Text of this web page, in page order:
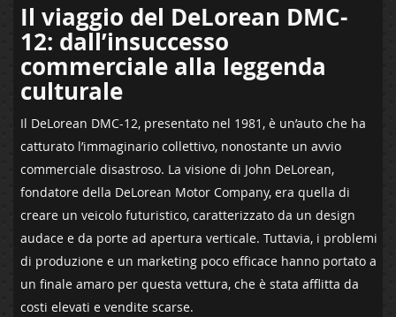
Il ⁢viaggio del ⁣DeLorean DMC-
12: dall’insuccesso
⁢commerciale alla leggenda
culturale
Il DeLorean DMC-12, presentato nel⁤ 1981, è un’auto che ha⁣
catturato l’immaginario collettivo, nonostante ‌un ​avvio
commerciale disastroso. La visione⁤ di John DeLorean,‌
fondatore della DeLorean Motor Company, era quella di
creare un veicolo futuristico, caratterizzato da un design
audace e da porte ad ​apertura verticale. Tuttavia, i problemi
di produzione e un marketing poco efficace hanno portato a⁢
un finale amaro‍ per questa ⁢vettura, che ‌è‌ stata⁣ afflitta da
costi elevati e vendite scarse.